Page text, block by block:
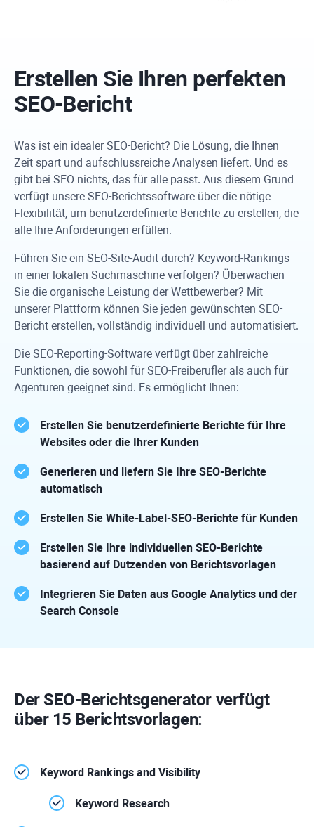
Erstellen Sie Ihren perfekten
SEO-Bericht
Was ist ein idealer SEO-Bericht? Die Lösung, die Ihnen
Zeit spart und aufschlussreiche Analysen liefert. Und es
gibt bei SEO nichts, das für alle passt. Aus diesem Grund
verfügt unsere SEO-Berichtssoftware über die nötige
Flexibilität, um benutzerdefinierte Berichte zu erstellen, die
alle Ihre Anforderungen erfüllen.
Führen Sie ein SEO-Site-Audit durch? Keyword-Rankings
in einer lokalen Suchmaschine verfolgen? Überwachen
Sie die organische Leistung der Wettbewerber? Mit
unserer Plattform können Sie jeden gewünschten SEO-
Bericht erstellen, vollständig individuell und automatisiert.
Die SEO-Reporting-Software verfügt über zahlreiche
Funktionen, die sowohl für SEO-Freiberufler als auch für
Agenturen geeignet sind. Es ermöglicht Ihnen:
Erstellen Sie benutzerdefinierte Berichte für Ihre
Websites oder die Ihrer Kunden
Generieren und liefern Sie Ihre SEO-Berichte
automatisch
Erstellen Sie White-Label-SEO-Berichte für Kunden
Erstellen Sie Ihre individuellen SEO-Berichte
basierend auf Dutzenden von Berichtsvorlagen
Integrieren Sie Daten aus Google Analytics und der
Search Console
Der SEO-Berichtsgenerator verfügt
über 15 Berichtsvorlagen:
Keyword Rankings and Visibility
Keyword Research